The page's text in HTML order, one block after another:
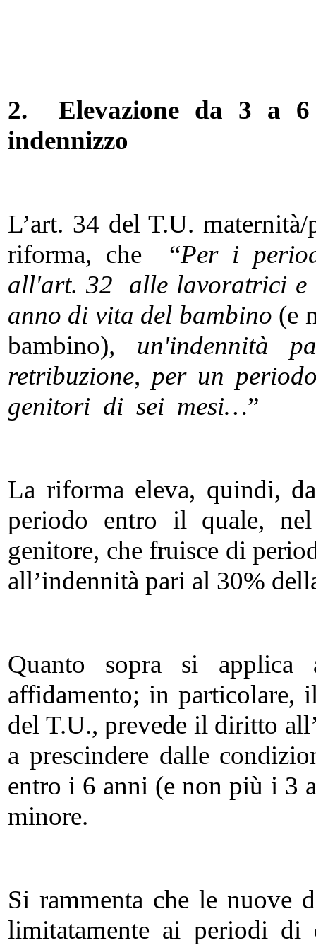
2. Elevazione da 3 a
indennizzo
L’art. 34 del T.U.
riforma, che “Per i
all'art. 32 alle lavoratrici e
anno di vita del bambino (e
bambino), un'indennità
retribuzione, per un
genitori di sei mesi…”
La riforma eleva, quindi,
periodo entro il quale,
genitore, che fruisce di
all’indennità pari al 30%
Quanto sopra si
affidamento; in particolare,
del T.U., prevede il diritto
a prescindere dalle
entro i 6 anni (e non più i 3
minore.
Si rammenta che le nuove
limitatamente ai periodi di